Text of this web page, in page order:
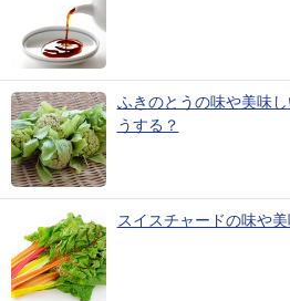
ふきのとうの味や美味
うする？
スイスチャードの味や